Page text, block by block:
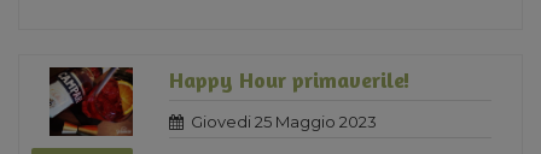
Happy Hour primaverile!
Giovedi 25 Maggio 2023